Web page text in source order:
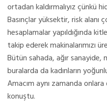
ortadan kaldırmalıyız çünkü
Basınçlar yüksektir, risk alanı
hesaplamalar yapıldığında
takip ederek makinalarımızı
Bütün sahada, ağır
buralarda da kadınların
Amacım aynı zamanda
konuştu.